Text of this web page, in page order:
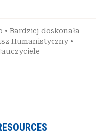
• Bardziej doskonała
Humanistyczny •